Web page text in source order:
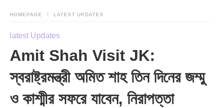
HOMEPAGE LATEST UPDATES
latest Updates
Amit Shah Visit JK:
স্বরাষ্ট্রমন্ত্রী অমিত শাহ তিন দিনের জম্মু
ও কাশ্মীর সফরে যাবেন, নিরাপত্তা